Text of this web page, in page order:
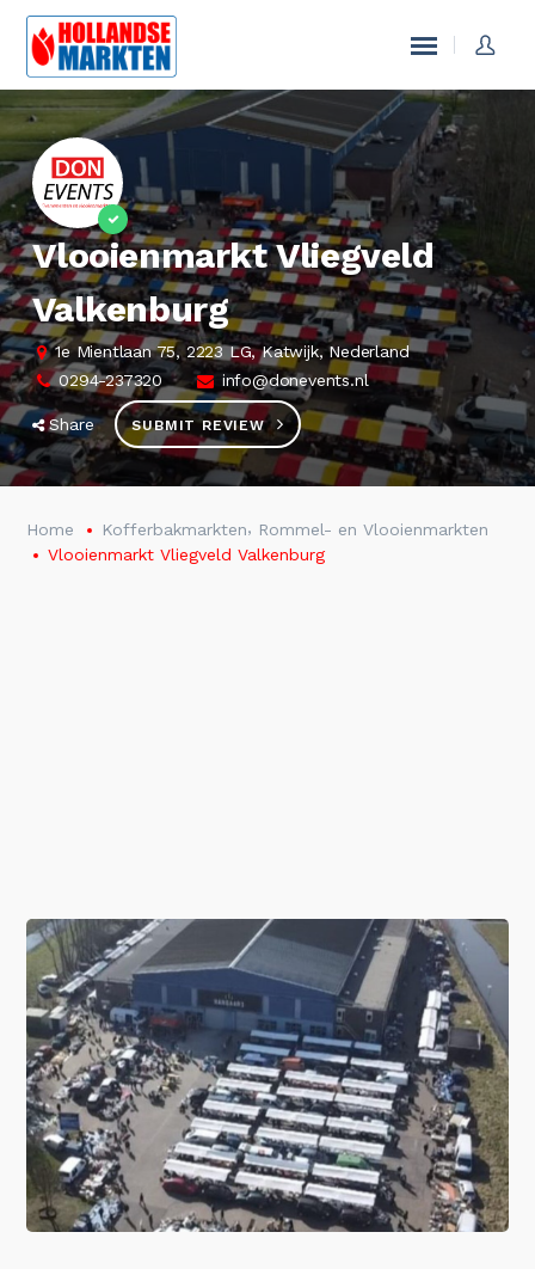
Vlooienmarkt Vliegveld
Valkenburg
1e Mientlaan 75, 2223 LG, Katwijk, Nederland
0294-237320
info@donevents.nl
Share SUBMIT REVIEW
Home Kofferbakmarkten, Rommel- en Vlooienmarkten
Vlooienmarkt Vliegveld Valkenburg